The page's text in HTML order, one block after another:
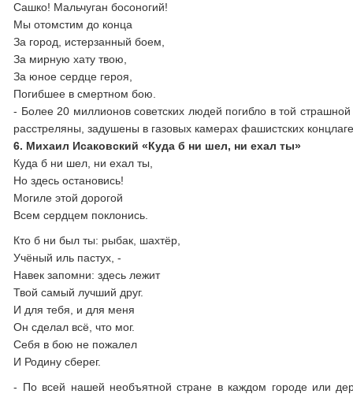
Сашко! Мальчуган босоногий!
Мы отомстим до конца
За город, истерзанный боем,
За мирную хату твою,
За юное сердце героя,
Погибшее в смертном бою.
- Более 20 миллионов советских людей погибло в той
расстреляны, задушены в газовых камерах фашистских
6. Михаил Исаковский «Куда б ни шел, ни ехал ты»
Куда б ни шел, ни ехал ты,
Но здесь остановись!
Могиле этой дорогой
Всем сердцем поклонись.
Кто б ни был ты: рыбак, шахтёр,
Учёный иль пастух, -
Навек запомни: здесь лежит
Твой самый лучший друг.
И для тебя, и для меня
Он сделал всё, что мог.
Себя в бою не пожалел
И Родину сберег.
- По всей нашей необъятной стране в каждом городе или